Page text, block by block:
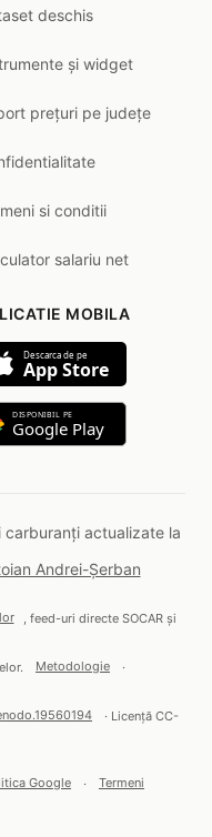
deschis
și widget
prețuri pe județe
si conditii
salariu net
MOBILA
Descarca de pe
App Store
DISPONIBIL PE
Google Play
actualizate la
Andrei-Șerban
, feed-uri directe SOCAR și
Metodologie ·
· Licență CC-
Google · Termeni